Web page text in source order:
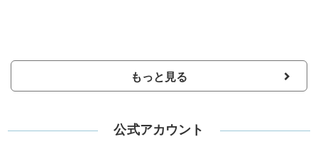
もっと見る
公式アカウント